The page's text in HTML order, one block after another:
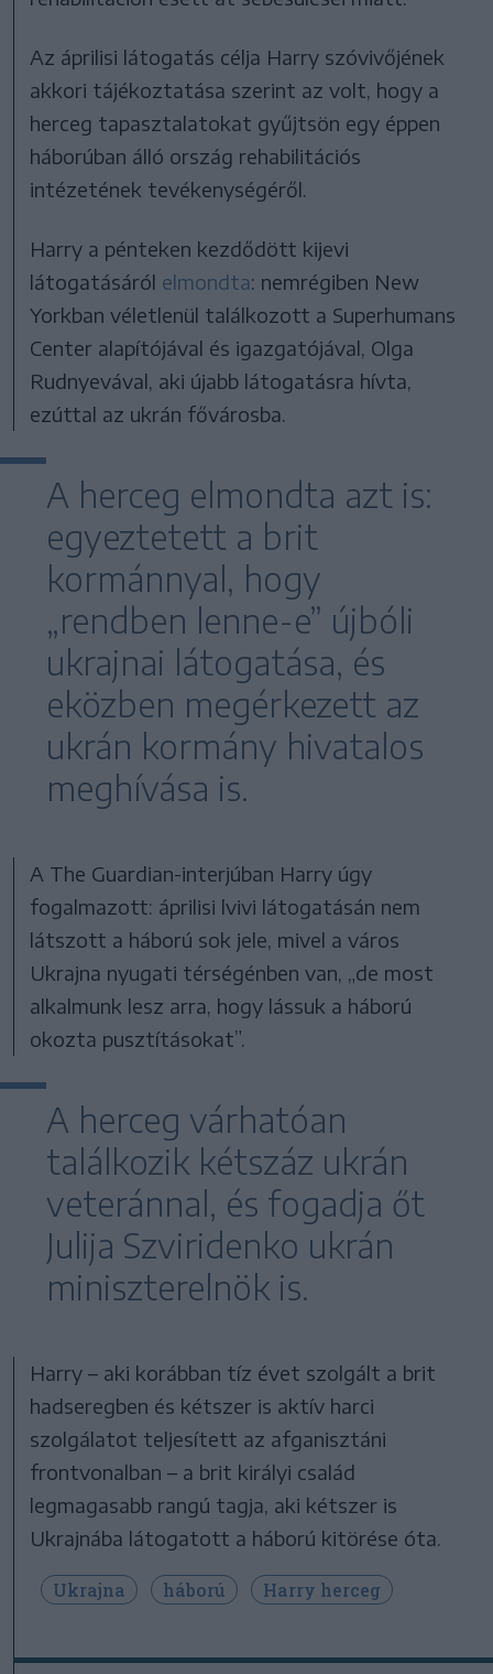
Az áprilisi látogatás célja Harry szóvivőjének
akkori tájékoztatása szerint az volt, hogy a
herceg tapasztalatokat gyűjtsön egy éppen
háborúban álló ország rehabilitációs
intézetének tevékenységéről.
Harry a pénteken kezdődött kijevi
látogatásáról elmondta: nemrégiben New
Yorkban véletlenül találkozott a Superhumans
Center alapítójával és igazgatójával, Olga
Rudnyevával, aki újabb látogatásra hívta,
ezúttal az ukrán fővárosba.
A herceg elmondta azt is:
egyeztetett a brit
kormánnyal, hogy
„rendben lenne-e” újbóli
ukrajnai látogatása, és
eközben megérkezett az
ukrán kormány hivatalos
meghívása is.
A The Guardian-interjúban Harry úgy
fogalmazott: áprilisi lvivi látogatásán nem
látszott a háború sok jele, mivel a város
Ukrajna nyugati térségénben van, „de most
alkalmunk lesz arra, hogy lássuk a háború
okozta pusztításokat”.
A herceg várhatóan
találkozik kétszáz ukrán
veteránnal, és fogadja őt
Julija Szviridenko ukrán
miniszterelnök is.
Harry – aki korábban tíz évet szolgált a brit
hadseregben és kétszer is aktív harci
szolgálatot teljesített az afganisztáni
frontvonalban – a brit királyi család
legmagasabb rangú tagja, aki kétszer is
Ukrajnába látogatott a háború kitörése óta.
Ukrajna háború Harry herceg